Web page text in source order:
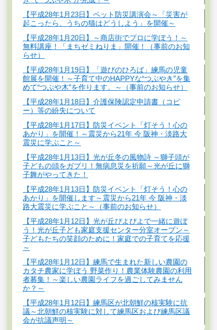
【平成28年1月23日】ペット防災講演会～「災害が
起こったら、うちの猫はどうしよう」を開催～
【平成28年1月20日】～商店街でプロに学ぼう！～
無料講座！「まちゼミねりま」開催！（事前のお知
らせ）
【平成28年1月19日】「遊びのひろば」練馬の児童
館展を開催！～子育て中のHAPPYな“つぶやき”を集
めて“つぶや木”を作ります。～（事前のお知らせ）
【平成28年1月18日】介護保険認定申請書（コピ
ー）等の紛失について
【平成28年1月17日】防災イベント「灯そう！心の
あかり」を開催！～震災から21年 今 阪神・淡路大
震災に学ぶこと～
【平成28年1月13日】光が丘冬の風物詩 ～獅子頭が
子どもの頭をガブリ！無病息災を祈願～光が丘に獅
子舞がやってきた！
【平成28年1月13日】防災イベント「灯そう！心の
あかり」を開催します～震災から21年 今 阪神・淡
路大震災に学ぶこと～（事前のお知らせ）
【平成28年1月12日】光が丘ぴよぴよで一緒に遊ぼ
う！光が丘子ども家庭支援センター分室オープン～
子どもたちの笑顔のために！家庭での子育てを応援
～
【平成28年1月12日】練馬で生まれた新しい農園の
カタチ農家に学ぼう 野菜作り！農業体験農園の利用
者募集！～楽しい農園ライフを過ごしてみません
か？～
【平成28年1月12日】練馬区が北朝鮮の核実験に抗
議～北朝鮮の核実験に対して練馬区および練馬区議
会が抗議声明～